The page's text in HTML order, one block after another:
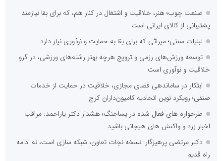
صنعت چوب؛ هنر، خلاقیت و اشتغال در کنار هم، که برای بقا نیازمند
پشتیبانی از کالای ایرانی است
لبنیات سنتی؛ میراثی که برای بقا به حمایت و نوآوری نیاز دارد
توسعه ورزش‌های رزمی و ترویج هرچه بهتر رشته‌های ورزشی، در گرو
خلاقیت و نوآوری است
ابتکار در ساماندهی فضای مجازی، خلاقیت در حمایت از خدمات
صنفی؛ رویکرد نوین اتحادیه کامیون‌داران کرج
طرحواره های فعال شده در پساجنگ؛ هشدار دکتر یاراحمد: مراقب
اخبار زرد و واکنش های هیجانی باشید
دکتر مرتضی پرهیزگار: نسخه نجات تعاون، شبکه سازی است، نه ادامه
راه قدیم